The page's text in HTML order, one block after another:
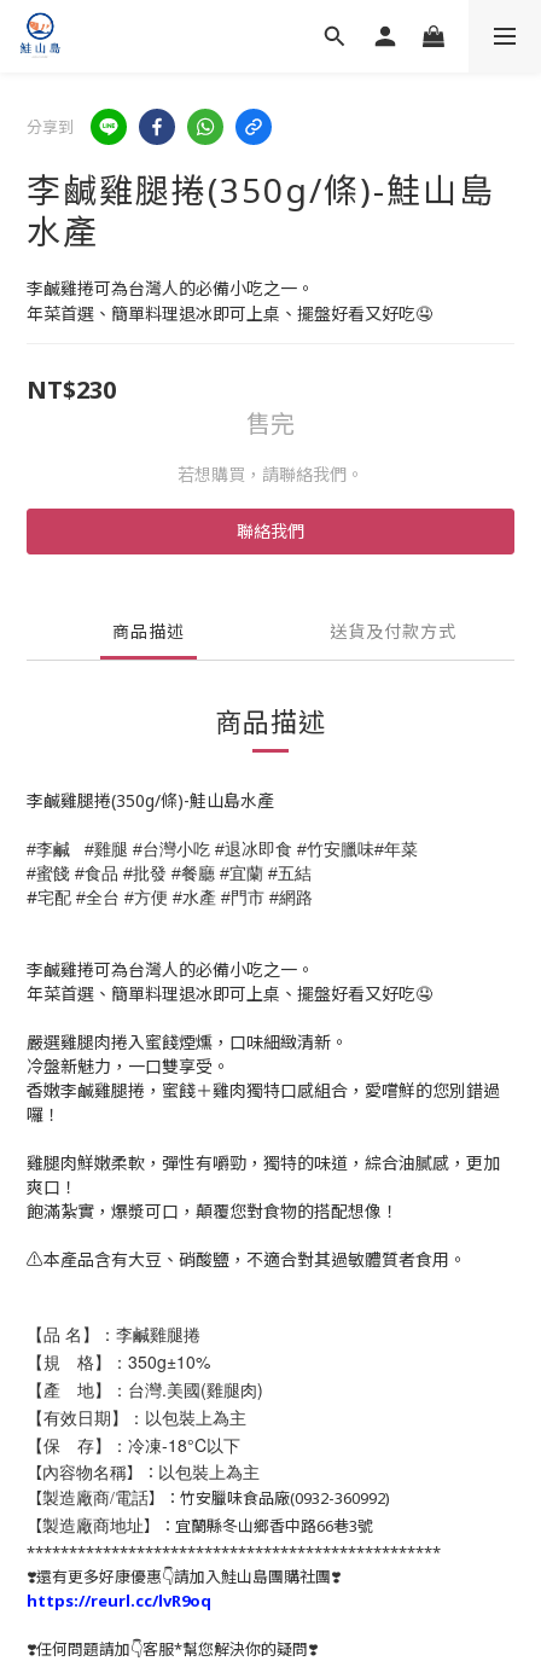
分享到
李鹹雞腿捲(350g/條)-鮭山島
水產
李鹹雞捲可為台灣人的必備小吃之一。
年菜首選、簡單料理退冰即可上桌、擺盤好看又好吃🤤
NT$230
售完
若想購買，請聯絡我們。
聯絡我們
商品描述 送貨及付款方式
商品描述
李鹹雞腿捲(350g/條)-鮭山島水產
#李鹹 #雞腿 #台灣小吃 #退冰即食 #竹安臘味#年菜
#蜜餞 #食品 #批發 #餐廳 #宜蘭 #五結
#宅配 #全台 #方便 #水產 #門市 #網路
李鹹雞捲可為台灣人的必備小吃之一。
年菜首選、簡單料理退冰即可上桌、擺盤好看又好吃🤤
嚴選雞腿肉捲入蜜餞煙燻，口味細緻清新。
冷盤新魅力，一口雙享受。
香嫩李鹹雞腿捲，蜜餞＋雞肉獨特口感組合，愛嚐鮮的您別錯過
囉！
雞腿肉鮮嫩柔軟，彈性有嚼勁，獨特的味道，綜合油膩感，更加
爽口！
飽滿紮實，爆漿可口，顛覆您對食物的搭配想像！
⚠️本產品含有大豆、硝酸鹽，不適合對其過敏體質者食用。
【品 名】：李鹹雞腿捲
【規 格】：350g±10%
【產 地】：台灣.美國(雞腿肉)
【有效日期】：以包裝上為主
【保 存】：冷凍-18°C以下
【內容物名稱】： 以包裝上為主
【製造廠商/電話】：竹安臘味食品廠(0932-360992)
【製造廠商地址】：宜蘭縣冬山鄉香中路66巷3號
*************************************************
❣️還有更多好康優惠👇請加入鮭山島團購社團❣️
https://reurl.cc/lvR9oq
❣️任何問題請加👇客服*幫您解決你的疑問❣️